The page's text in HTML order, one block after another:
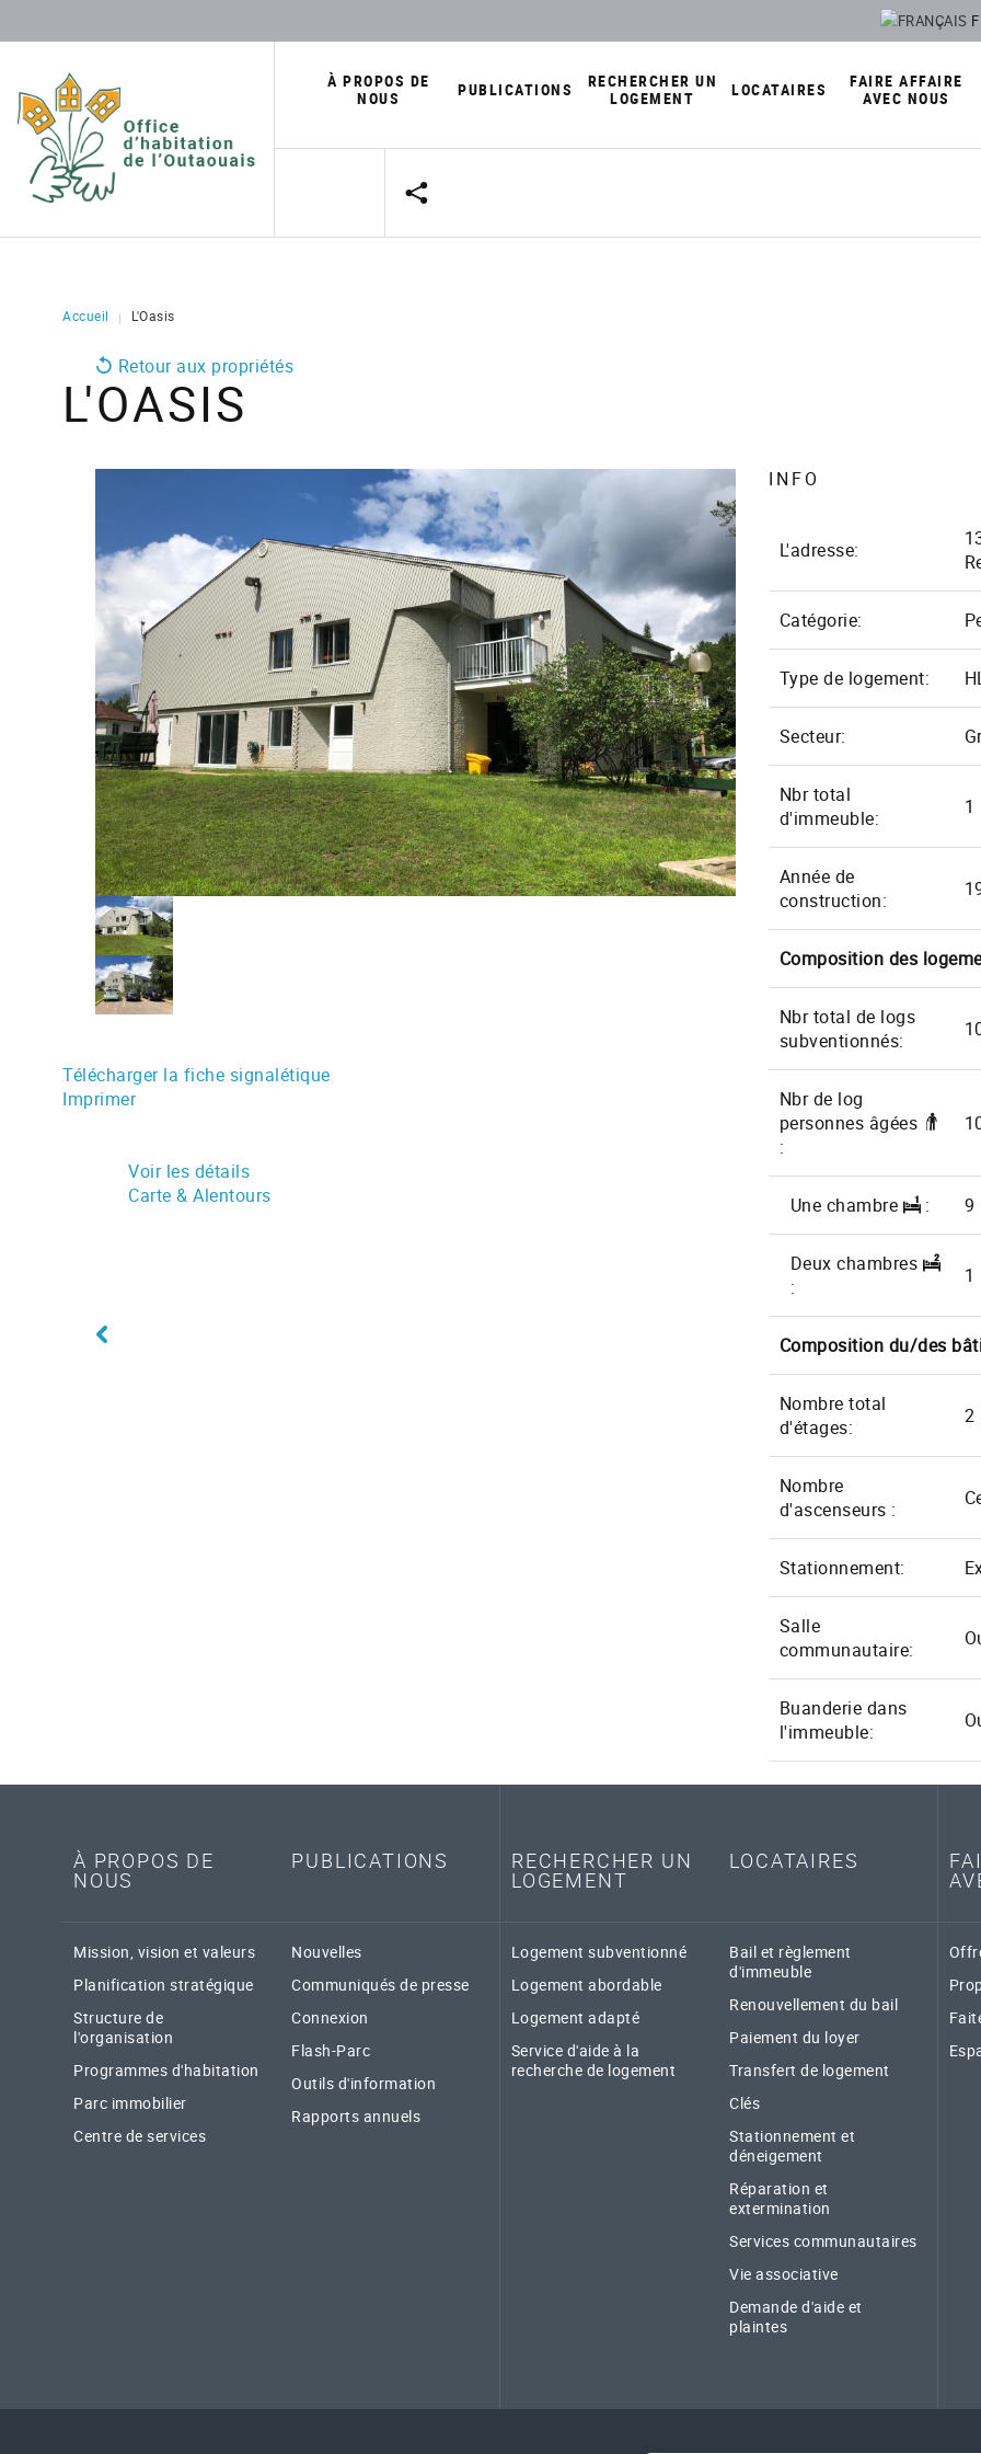
À PROPOS DE
NOUS
Mission, vision et valeurs
Planification stratégique
Centre de services
PUBLICATIONS
Nouvelles
Communiqués de presse
RECHERCHER UN
LOGEMENT
Logement abordable
LOCATAIRES
Renouvellement du bail
Vie associative
Demande d'aide et plaintes
FAIRE AFFAIRE
AVEC NOUS
Proposez vos services
Accueil | L'Oasis
Retour aux propriétés
L'OASIS
Télécharger la fiche signalétique
Imprimer
Voir les détails
Carte & Alentours
INFO
L'adresse:
Catégorie:
Type de logement:
Secteur:
Nbr total
d'immeuble:
1
Année de
construction:
Composition des
Nbr total de logs
subventionnés:
Nbr de log
personnes âgées
:
Une chambre : 9
Deux chambres
:
1
Composition du/des
Nombre total
d'étages:
2
Nombre
d'ascenseurs :
Stationnement:
Salle
communautaire:
Buanderie dans
l'immeuble:
À PROPOS DE
NOUS
Mission, vision et valeurs
Planification stratégique
Structure de
l'organisation
Programmes d'habitation
Parc immobilier
Centre de services
PUBLICATIONS
Nouvelles
Communiqués de presse
Connexion
Flash-Parc
Outils d'information
Rapports annuels
RECHERCHER UN
LOGEMENT
Logement subventionné
Logement abordable
Logement adapté
Service d'aide à la
recherche de logement
LOCATAIRES
Bail et règlement
d'immeuble
Renouvellement du bail
Paiement du loyer
Transfert de logement
Clés
Stationnement et
déneigement
Réparation et
extermination
Services communautaires
Vie associative
Demande d'aide et
plaintes